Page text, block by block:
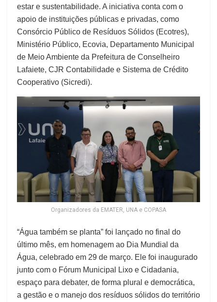
estar e sustentabilidade. A iniciativa conta com o
apoio de instituições públicas e privadas, como
Consórcio Público de Resíduos Sólidos (Ecotres),
Ministério Público, Ecovia, Departamento Municipal
de Meio Ambiente da Prefeitura de Conselheiro
Lafaiete, CJR Contabilidade e Sistema de Crédito
Cooperativo (Sicredi).
Organizadores da EMATER, UNA e COPASA
“Água também se planta” foi lançado no final do
último mês, em homenagem ao Dia Mundial da
Água, celebrado em 29 de março. Ele foi inaugurado
junto com o Fórum Municipal Lixo e Cidadania,
espaço para debater, de forma plural e democrática,
a gestão e o manejo dos resíduos sólidos do território